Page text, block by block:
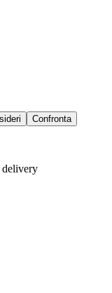
Confronta
delivery